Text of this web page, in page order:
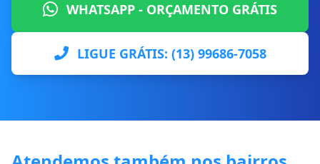
WHATSAPP - ORÇAMENTO GRÁTIS
LIGUE GRÁTIS: (13) 99686-7058